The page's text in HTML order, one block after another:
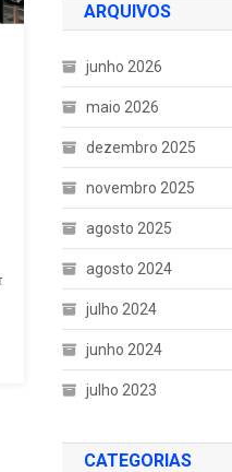
ARQUIVOS
junho 2026
maio 2026
dezembro 2025
novembro 2025
agosto 2025
agosto 2024
julho 2024
junho 2024
julho 2023
CATEGORIAS